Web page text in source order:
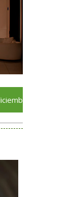
avance del 70